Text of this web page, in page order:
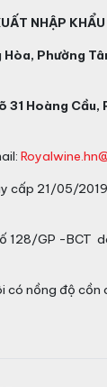
NHẬP
Hòa, Phường
31 Hoàng
cấp 21/05/
128/GP -BCT
có nồng độ cồn